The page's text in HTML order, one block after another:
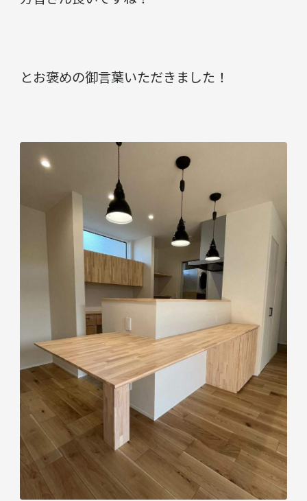
とお褒めの御言葉いただきました！